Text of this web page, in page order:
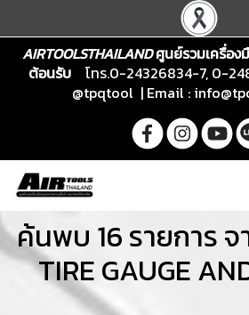
AIRTOOLSTHAILANDศูนย์รวมเครื่อง
ต้อนรับ
โทร.0-24326834-7, 0-
@tpqtool | Email :
ค้นพบ 16 รายการ จ
TIRE GAUGE